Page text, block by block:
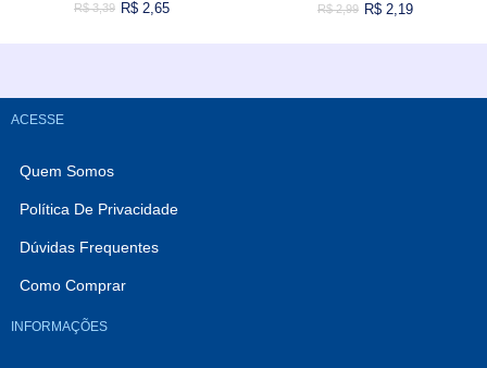
R$ 3,39 R$ 2,65 R$ 2,99 R$ 2,19
ACESSE
Quem Somos
Política De Privacidade
Dúvidas Frequentes
Como Comprar
INFORMAÇÕES